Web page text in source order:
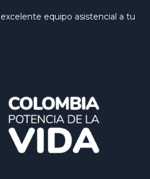
equipo asistencial a tu